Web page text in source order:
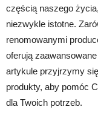
częścią naszego
niezwykle istotne.
renomowanymi
oferują
artykule przyjrzymy
produkty, aby pomóc
dla Twoich potrzeb.